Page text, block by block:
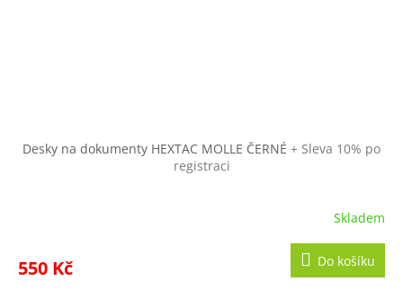
Desky na dokumenty HEXTAC MOLLE ČERNÉ + Sleva 10% po
registraci
Skladem
550 Kč Do košíku